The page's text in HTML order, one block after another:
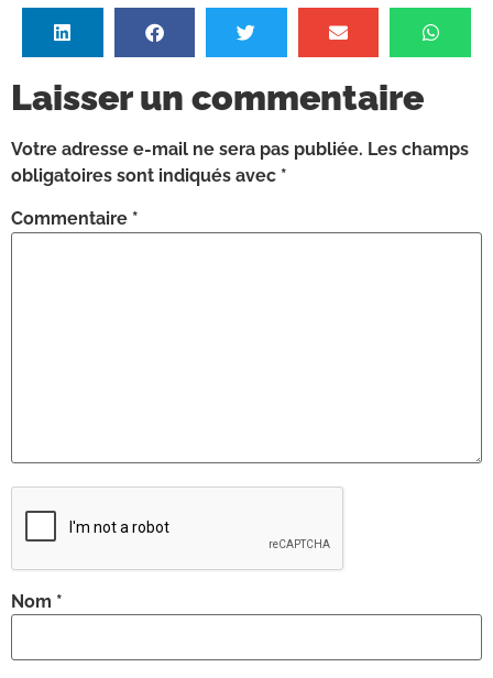
Laisser un commentaire
Votre adresse e-mail ne sera pas publiée. Les champs
obligatoires sont indiqués avec *
Commentaire *
Nom *